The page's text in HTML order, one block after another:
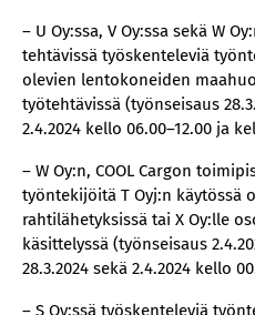
– U Oy:ssa, V Oy:ssa sekä W
tehtävissä työskenteleviä
olevien lentokoneiden
työtehtävissä (työnseisaus
2.4.2024 kello 06.00–12.00 ja
– W Oy:n, COOL Cargon
työntekijöitä T Oyj:n käytössä
rahtilähetyksissä tai X Oy:lle
käsittelyssä (työnseisaus
28.3.2024 sekä 2.4.2024 kello
– S Oy:ssä työskenteleviä